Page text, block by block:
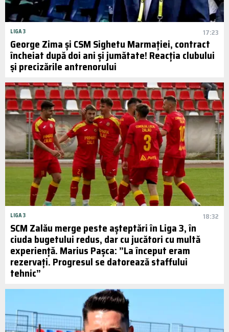
LIGA 3 17:23
George Zima și CSM Sighetu Marmației, contract
încheiat după doi ani și jumătate! Reacția clubului
și precizările antrenorului
LIGA 3 18:32
SCM Zalău merge peste așteptări în Liga 3, în
ciuda bugetului redus, dar cu jucători cu multă
experiență. Marius Pașca: ”La început eram
rezervați. Progresul se datorează staffului
tehnic”